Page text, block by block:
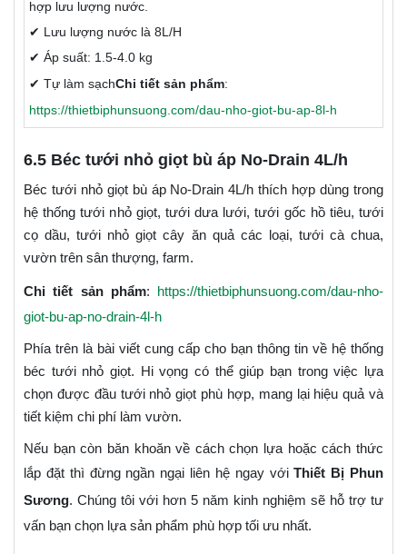
hợp lưu lượng nước.
✔ Lưu lượng nước là 8L/H
✔ Áp suất: 1.5-4.0 kg
✔ Tự làm sạchChi tiết sản phẩm:
https://thietbiphunsuong.com/dau-nho-giot-bu-ap-8l-h
6.5 Béc tưới nhỏ giọt bù áp No-Drain 4L/h
Béc tưới nhỏ giọt bù áp No-Drain 4L/h thích hợp dùng trong
hệ thống tưới nhỏ giọt, tưới dưa lưới, tưới gốc hồ tiêu, tưới
cọ dầu, tưới nhỏ giọt cây ăn quả các loại, tưới cà chua,
vườn trên sân thượng, farm.
Chi tiết sản phẩm: https://thietbiphunsuong.com/dau-nho-
giot-bu-ap-no-drain-4l-h
Phía trên là bài viết cung cấp cho bạn thông tin về hệ thống
béc tưới nhỏ giọt. Hi vọng có thể giúp bạn trong việc lựa
chọn được đầu tưới nhỏ giọt phù hợp, mang lại hiệu quả và
tiết kiệm chi phí làm vườn.
Nếu bạn còn băn khoăn về cách chọn lựa hoặc cách thức
lắp đặt thì đừng ngần ngại liên hệ ngay vớiThiết Bị Phun
Sương. Chúng tôi với hơn 5 năm kinh nghiệm sẽ hỗ trợ tư
vấn bạn chọn lựa sản phẩm phù hợp tối ưu nhất.